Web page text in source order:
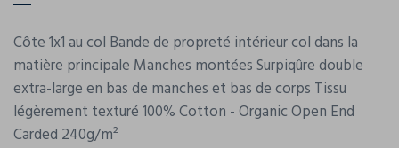
Côte 1x1 au col Bande de propreté intérieur col dans la
matière principale Manches montées Surpiqûre double
extra-large en bas de manches et bas de corps Tissu
légèrement texturé 100% Cotton - Organic Open End
Carded 240g/m²